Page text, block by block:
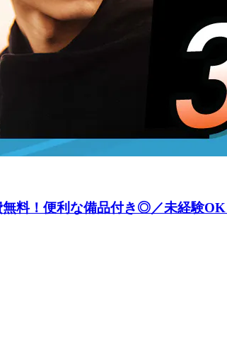
無料！便利な備品付き◎／未経験